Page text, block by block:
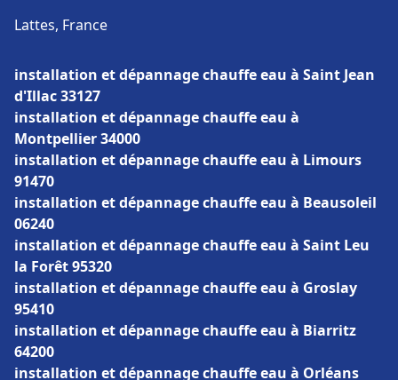
Lattes, France
installation et dépannage chauffe eau à Saint Jean
d'Illac 33127
installation et dépannage chauffe eau à
Montpellier 34000
installation et dépannage chauffe eau à Limours
91470
installation et dépannage chauffe eau à Beausoleil
06240
installation et dépannage chauffe eau à Saint Leu
la Forêt 95320
installation et dépannage chauffe eau à Groslay
95410
installation et dépannage chauffe eau à Biarritz
64200
installation et dépannage chauffe eau à Orléans